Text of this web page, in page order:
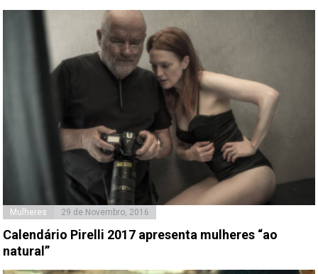
Mulheres 29 de Novembro, 2016
Calendário Pirelli 2017 apresenta mulheres “ao
natural”